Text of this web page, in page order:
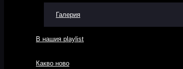
Галерия
В нашия playlist
Какво ново